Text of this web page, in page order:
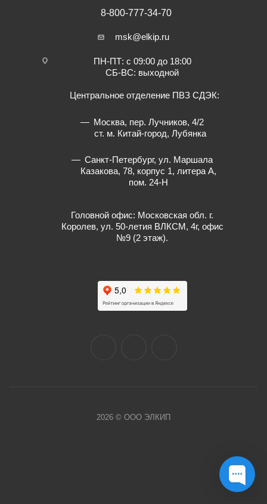
8-800-777-34-70
msk@elkip.ru
ПН-ПТ: с 09:00 до 18:00
СБ-ВС: выходной
Центральное отделение ПВЗ СДЭК:
Москва, пер. Лучников, 4/2
ст. м. Китай-город, Лубянка
Санкт-Петербург, ул. Маршала
Казакова, 78, корпус 1, литера А,
пом. 24-Н
Головной офис: Московская обл. г.
Королев, ул. 50-летия ВЛКСМ, 4г, офис
№9 (2 этаж).
2026 © ООО ЭЛКИП